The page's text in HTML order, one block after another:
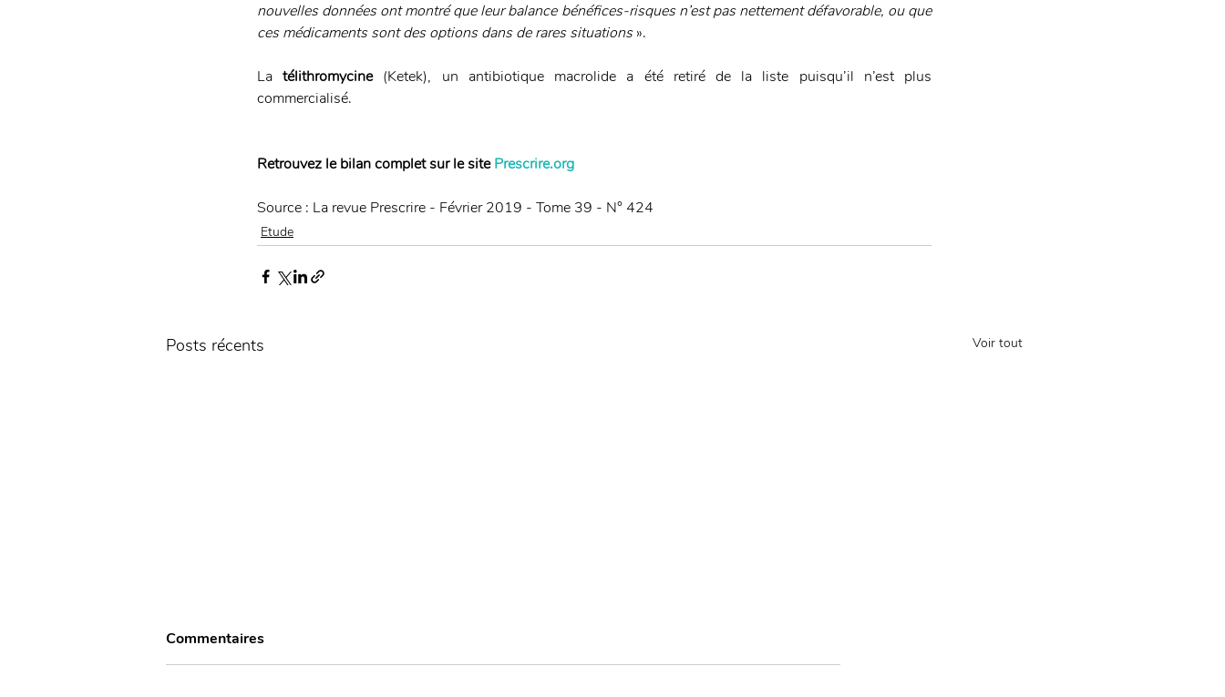
nouvelles données ont montré que leur balance bénéfices-risques n’est pas nettement défavorable, ou que
ces médicaments sont des options dans de rares situations ».
La télithromycine (Ketek), un antibiotique macrolide a été retiré de la liste puisqu’il n’est plus
commercialisé.
Retrouvez le bilan complet sur le site Prescrire.org
Source : La revue Prescrire - Février 2019 - Tome 39 - N° 424
Etude
Posts récents Voir tout
Commentaires